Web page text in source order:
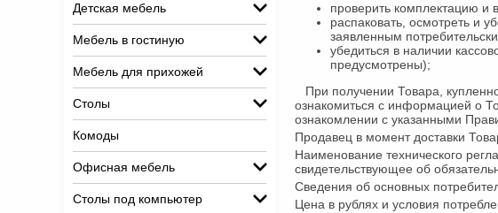
Детская мебель
Мебель в гостиную
Мебель для прихожей
Столы
Комоды
Офисная мебель
Столы под компьютер
проверить комплектацию
распаковать, осмотреть и
заявленным
убедиться в наличии
предусмотрены);
При получении Товара,
ознакомиться с информацией о
ознакомлении с указанными
Продавец в момент доставки
Наименование технического
свидетельствующее об
Сведения об основных
Цена в рублях и условия